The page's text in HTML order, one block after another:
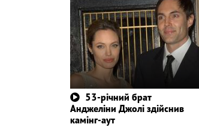
53-річний брат
Анджеліни Джолі здійснив
камінг-аут